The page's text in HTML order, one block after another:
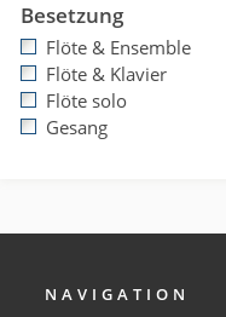
Besetzung
Flöte & Ensemble
Flöte & Klavier
Flöte solo
Gesang
NAVIGATION